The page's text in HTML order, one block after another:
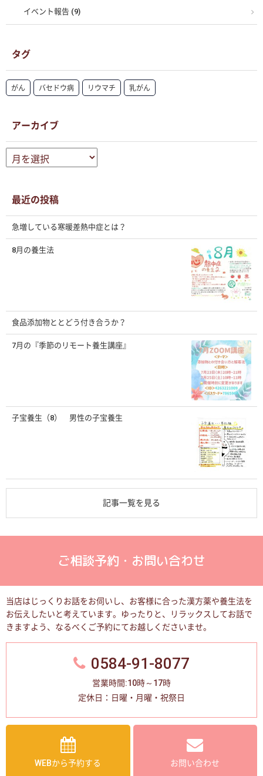
イベント報告 (9)
タグ
がん バセドウ病 リウマチ 乳がん
アーカイブ
ー
ブ
最近の投稿
急増している寒暖差熱中症とは？
8月の養生法
食品添加物ととどう付き合うか？
7月の『季節のリモート養生講座』
子宝養生（8） 男性の子宝養生
記事一覧を見る
ご相談予約・お問い合わせ
当店はじっくりお話をお伺いし、お客様に合った漢方薬や養生法を
お伝えしたいと考えています。
ゆったりと、リラックスしてお話で
きますよう、なるべくご予約にてお越しくださいませ。
0584-91-8077
営業時間:10時～17時
定休日：日曜・月曜・祝祭日
WEBから予約する お問い合わせ